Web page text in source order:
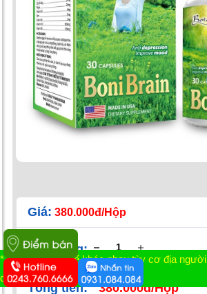
Giá: 380.000đ/Hộp
Số lượng:
Tổng tiền: 380.000đ/Hộp
* Tác dụng có thể khác nhau tùy cơ địa người
dùng